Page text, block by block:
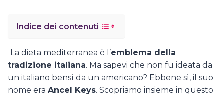
Indice dei contenuti
La dieta mediterranea è l’emblema della
tradizione italiana. Ma sapevi che non fu ideata da
un italiano bensì da un americano? Ebbene sì, il suo
nome era Ancel Keys. Scopriamo insieme in questo